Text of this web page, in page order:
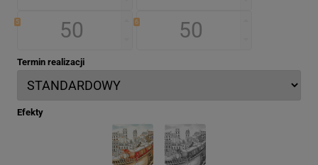
5 6
Termin realizacji
Efekty